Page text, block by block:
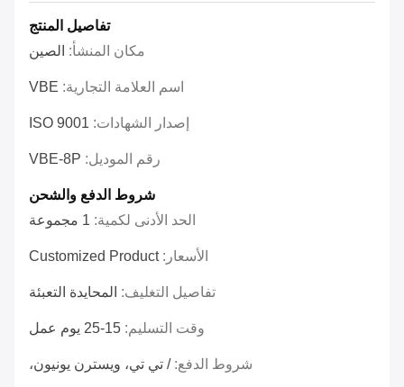
تفاصيل المنتج
مكان المنشأ: الصين
اسم العلامة التجارية: VBE
إصدار الشهادات: ISO 9001
رقم الموديل: VBE-8P
شروط الدفع والشحن
الحد الأدنى لكمية: 1 مجموعة
الأسعار:Customized Product
تفاصيل التغليف: المحايدة التعبئة
وقت التسليم: 15-25 يوم عمل
شروط الدفع: / تي تي، ويسترن يونيون،